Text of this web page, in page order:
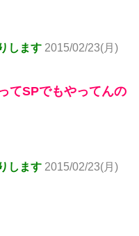
します 2015/02/23(月)
てSPでもやってんの
します 2015/02/23(月)